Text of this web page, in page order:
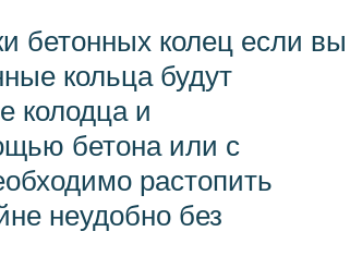
бетонных колец если вы
кольца будут
колодца и
бетона или с
растопить
неудобно без